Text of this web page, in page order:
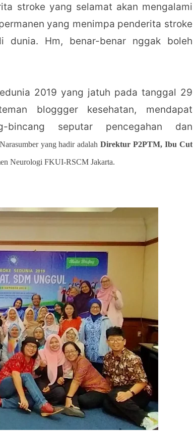
stroke yang selamat akan mengalami
yang menimpa penderita stroke
Hm, benar-benar nggak boleh
2019 yang jatuh pada tanggal 29
bloggger kesehatan, mendapat
bincang seputar pencegahan dan
Narasumber yang hadir adalahDirektur P2PTM, Ibu Cut
Neurologi FKUI-RSCM Jakarta.